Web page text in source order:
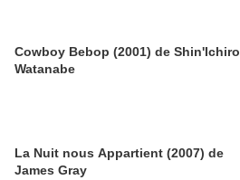
Cowboy Bebop (2001) de Shin'Ichiro
Watanabe
La Nuit nous Appartient (2007) de
James Gray